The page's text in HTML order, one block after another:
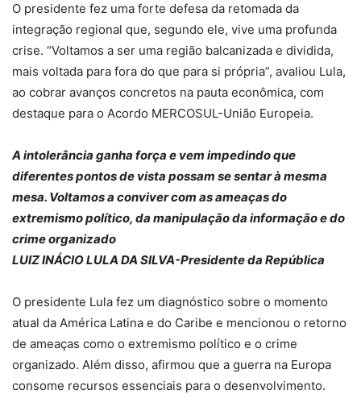
O presidente fez uma forte defesa da retomada da
integração regional que, segundo ele, vive uma profunda
crise. “Voltamos a ser uma região balcanizada e dividida,
mais voltada para fora do que para si própria”, avaliou Lula,
ao cobrar avanços concretos na pauta econômica, com
destaque para o Acordo MERCOSUL-União Europeia.
A intolerância ganha força e vem impedindo que
diferentes pontos de vista possam se sentar à mesma
mesa. Voltamos a conviver com as ameaças do
extremismo político, da manipulação da informação e do
crime organizado
LUIZ INÁCIO LULA DA SILVA-Presidente da República
O presidente Lula fez um diagnóstico sobre o momento
atual da América Latina e do Caribe e mencionou o retorno
de ameaças como o extremismo político e o crime
organizado. Além disso, afirmou que a guerra na Europa
consome recursos essenciais para o desenvolvimento.